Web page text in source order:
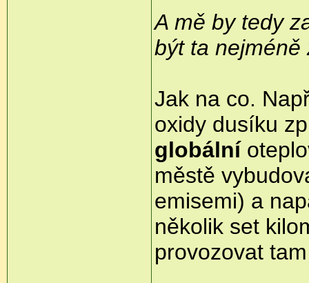
A mě by tedy
být ta nejméně
Jak na co.
oxidy dusíku
globální
městě
emisemi) a
několik set
provozovat